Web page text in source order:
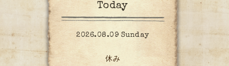
Today
2026.08.09 Sunday
休み